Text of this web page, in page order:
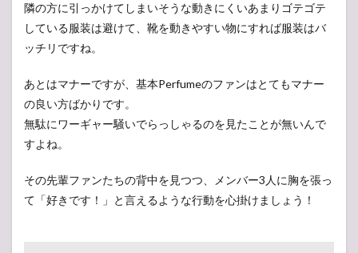
隣の方に引っかけてしまいそうな動きにくいあまりゴテゴテ
している服装は避けて、靴を動きやすい物にすれば服装はバ
ッチリですね。
あとはマナーですが、基本Perfumeのファンはとてもマナー
の良い方ばかりです。
無駄にワーギャー騒いでらっしゃるのを見たことが無いんで
すよね。
その先輩ファンたちの背中を見つつ、メンバー3人に胸を張っ
て「好きです！」と言えるような行動を心掛けましょう！